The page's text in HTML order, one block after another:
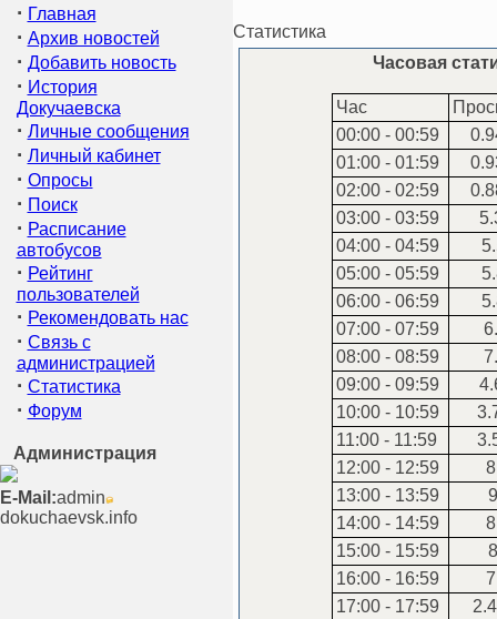
· Главная
· Архив новостей
· Добавить новость
· История
Докучаевска
· Личные сообщения
· Личный кабинет
· Опросы
· Поиск
· Расписание
автобусов
· Рейтинг
пользователей
· Рекомендовать нас
· Связь с
администрацией
· Статистика
· Форум
Администрация
E-Mail:admin
dokuchaevsk.info
Статистика
Часовая
Час
00:00 - 00:59
01:00 - 01:59
02:00 - 02:59
03:00 - 03:59
04:00 - 04:59
05:00 - 05:59
06:00 - 06:59
07:00 - 07:59
08:00 - 08:59
09:00 - 09:59
10:00 - 10:59
11:00 - 11:59
12:00 - 12:59
13:00 - 13:59
14:00 - 14:59
15:00 - 15:59
16:00 - 16:59
17:00 - 17:59